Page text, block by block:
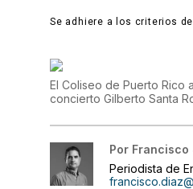
Se adhiere a los criterios de
El Coliseo de Puerto Rico
concierto Gilberto Santa
Por Francisco
Periodista de